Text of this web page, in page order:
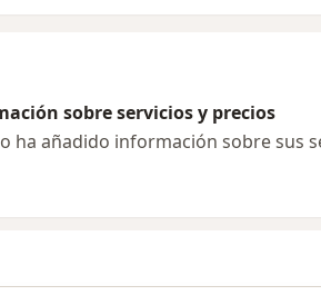
sobre servicios y precios
ha añadido información sobre sus